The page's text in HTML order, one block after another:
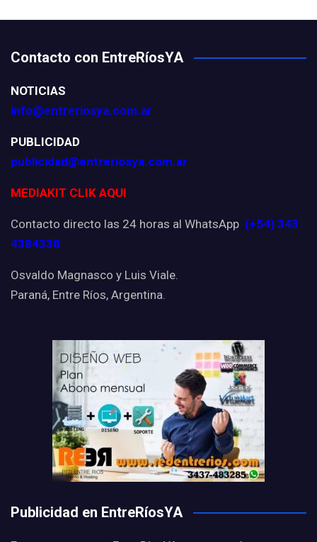
Contacto con EntreRíosYA
NOTICIAS
info@entreriosya.com.ar
PUBLICIDAD
publicidad@entreriosya.com.ar
MEDIAKIT CLIK AQUI
Contacto directo las 24 horas al WhatsApp (+54) 343
4384338
Osvaldo Magnasco y Luis Viale.
Paraná, Entre Ríos, Argentina.
Publicidad en EntreRíosYA